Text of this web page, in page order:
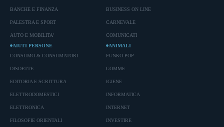
BANCHE E FINANZA
PALESTRA E SPORT
AUTO E MOBILITA'
BUSINESS ON LINE
CARNEVALE
COMUNICATI
AIUTI PERSONE
CONSUMO & CONSUMATORI
DISDETTE
EDITORIA E SCRITTURA
ELETTRODOMESTICI
ELETTRONICA
FILOSOFIE ORIENTALI
ANIMALI
FUNKO POP
GOMME
IGIENE
INFORMATICA
INTERNET
INVESTIRE